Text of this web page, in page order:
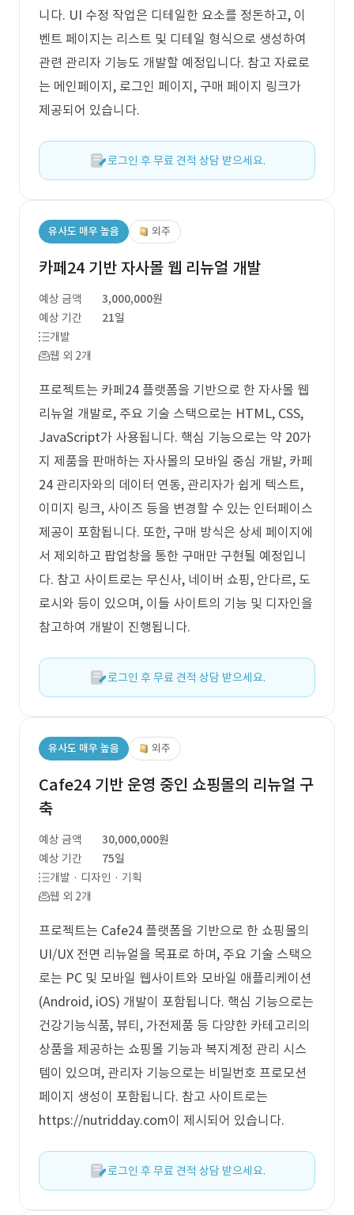
니다. UI 수정 작업은 디테일한 요소를 정돈하고, 이
벤트 페이지는 리스트 및 디테일 형식으로 생성하여
관련 관리자 기능도 개발할 예정입니다. 참고 자료로
는 메인페이지, 로그인 페이지, 구매 페이지 링크가
제공되어 있습니다.
로그인 후 무료 견적 상담 받으세요.
유사도 매우 높음 외주
카페24 기반 자사몰 웹 리뉴얼 개발
예상 금액
3,000,000원
예상 기간
21일
개발
웹 외 2개
프로젝트는 카페24 플랫폼을 기반으로 한 자사몰 웹
리뉴얼 개발로, 주요 기술 스택으로는 HTML, CSS,
JavaScript가 사용됩니다. 핵심 기능으로는 약 20가
지 제품을 판매하는 자사몰의 모바일 중심 개발, 카페
24 관리자와의 데이터 연동, 관리자가 쉽게 텍스트,
이미지 링크, 사이즈 등을 변경할 수 있는 인터페이스
제공이 포함됩니다. 또한, 구매 방식은 상세 페이지에
서 제외하고 팝업창을 통한 구매만 구현될 예정입니
다. 참고 사이트로는 무신사, 네이버 쇼핑, 안다르, 도
로시와 등이 있으며, 이들 사이트의 기능 및 디자인을
참고하여 개발이 진행됩니다.
로그인 후 무료 견적 상담 받으세요.
유사도 매우 높음 외주
Cafe24 기반 운영 중인 쇼핑몰의 리뉴얼 구
축
예상 금액
30,000,000원
예상 기간
75일
개발 · 디자인 · 기획
웹 외 2개
프로젝트는 Cafe24 플랫폼을 기반으로 한 쇼핑몰의
UI/UX 전면 리뉴얼을 목표로 하며, 주요 기술 스택으
로는 PC 및 모바일 웹사이트와 모바일 애플리케이션
(Android, iOS) 개발이 포함됩니다. 핵심 기능으로는
건강기능식품, 뷰티, 가전제품 등 다양한 카테고리의
상품을 제공하는 쇼핑몰 기능과 복지계정 관리 시스
템이 있으며, 관리자 기능으로는 비밀번호 프로모션
페이지 생성이 포함됩니다. 참고 사이트로는
https://nutridday.com이 제시되어 있습니다.
로그인 후 무료 견적 상담 받으세요.